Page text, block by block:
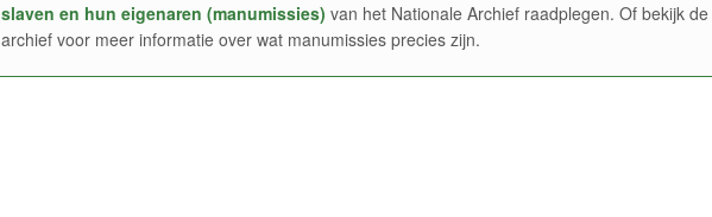
slaven en hun eigenaren (manumissies) van het Nationale Archief raadplegen. Of bekijk de
archief voor meer informatie over wat manumissies precies zijn.